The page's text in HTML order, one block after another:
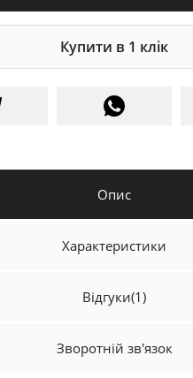
Купити в 1 клік
Опис
Характеристики
Відгуки(1)
Зворотній зв'язок